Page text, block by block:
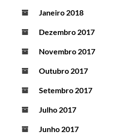
Janeiro 2018
Dezembro 2017
Novembro 2017
Outubro 2017
Setembro 2017
Julho 2017
Junho 2017